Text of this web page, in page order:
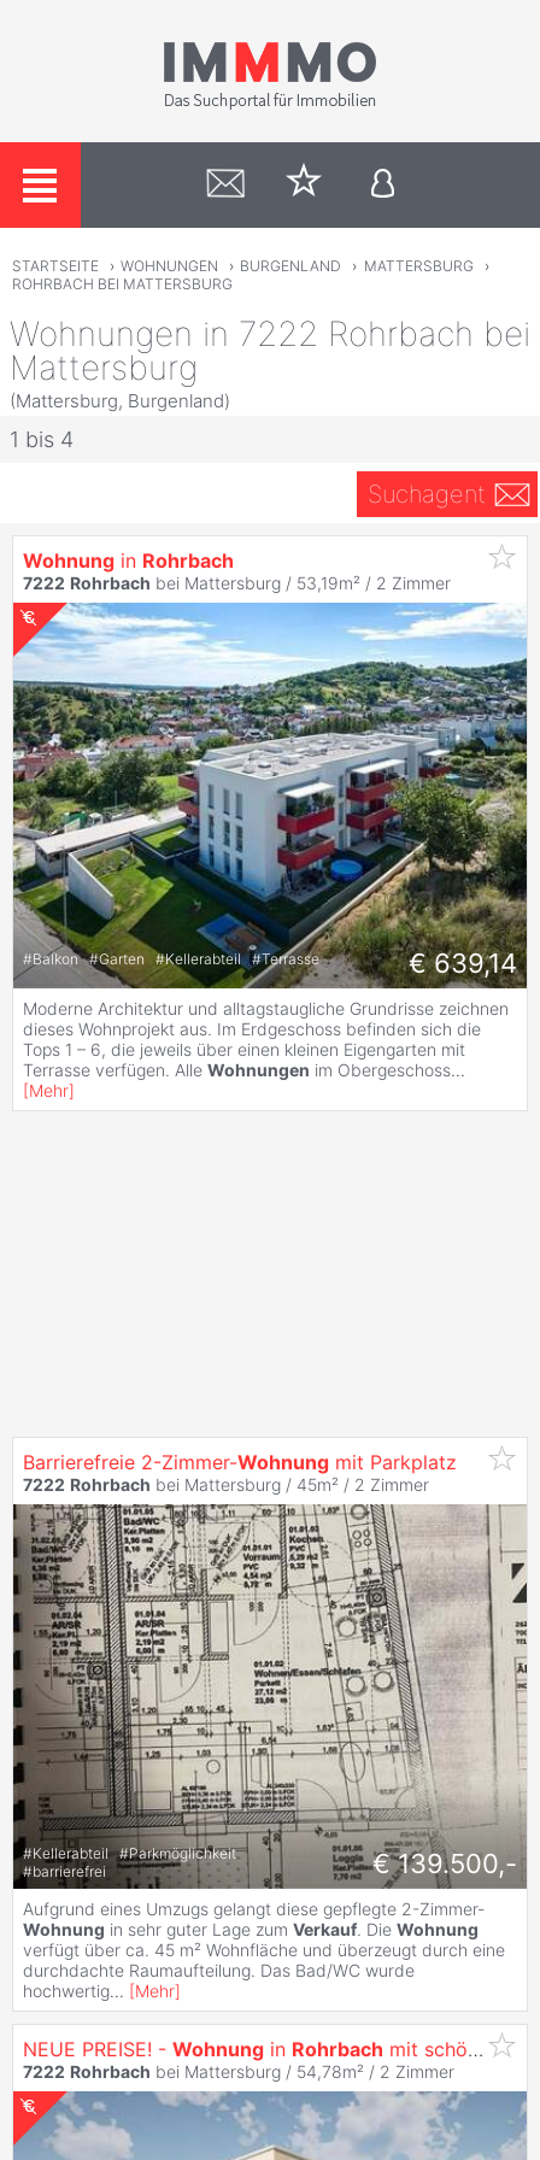
STARTSEITE › WOHNUNGEN › BURGENLAND › MATTERSBURG
›
ROHRBACH BEI MATTERSBURG
Wohnungen in 7222 Rohrbach bei
Mattersburg
(Mattersburg, Burgenland)
1 bis 4
Suchagent
Wohnung in Rohrbach
7222 Rohrbach bei Mattersburg / 53,19m² / 2 Zimmer
#Balkon #Garten #Kellerabteil #Terrasse € 639,14
Moderne Architektur und alltagstaugliche Grundrisse zeichnen
dieses Wohnprojekt aus. Im Erdgeschoss befinden sich die
Tops 1 – 6, die jeweils über einen kleinen Eigengarten mit
Terrasse verfügen. Alle Wohnungen im Obergeschoss...
[Mehr]
Barrierefreie 2-Zimmer-Wohnung mit Parkplatz
7222 Rohrbach bei Mattersburg / 45m² / 2 Zimmer
#Kellerabteil #Parkmöglichkeit
#barrierefrei € 139.500,-
Aufgrund eines Umzugs gelangt diese gepflegte 2-Zimmer-
Wohnung in sehr guter Lage zum Verkauf. Die Wohnung
verfügt über ca. 45 m² Wohnfläche und überzeugt durch eine
durchdachte Raumaufteilung. Das Bad/WC wurde
hochwertig... [Mehr]
NEUE PREISE! - Wohnung in Rohrbach mit schöner Aussicht
7222 Rohrbach bei Mattersburg / 54,78m² / 2 Zimmer